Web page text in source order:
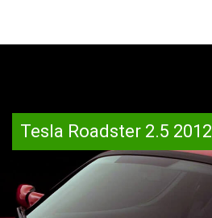
Tesla Roadster 2.5 2012